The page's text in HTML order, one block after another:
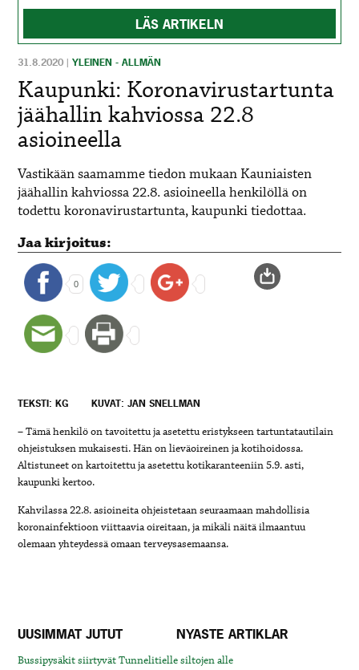
LÄS ARTIKELN
31.8.2020 |YLEINEN - ALLMÄN
Kaupunki: Koronavirustartunta
jäähallin kahviossa 22.8
asioineella
Vastikään saamamme tiedon mukaan Kauniaisten
jäähallin kahviossa 22.8. asioineella henkilöllä on
todettu koronavirustartunta, kaupunki tiedottaa.
Jaa kirjoitus:
0
TEKSTI: KG KUVAT: JAN SNELLMAN
– Tämä henkilö on tavoitettu ja asetettu eristykseen tartuntatautilain
ohjeistuksen mukaisesti. Hän on lieväoireinen ja kotihoidossa.
Altistuneet on kartoitettu ja asetettu kotikaranteeniin 5.9. asti,
kaupunki kertoo.
Kahvilassa 22.8. asioineita ohjeistetaan seuraamaan mahdollisia
koronainfektioon viittaavia oireitaan, ja mikäli näitä ilmaantuu
olemaan yhteydessä omaan terveysasemaansa.
UUSIMMAT JUTUT NYASTE ARTIKLAR
Bussipysäkit siirtyvät Tunnelitielle siltojen alle